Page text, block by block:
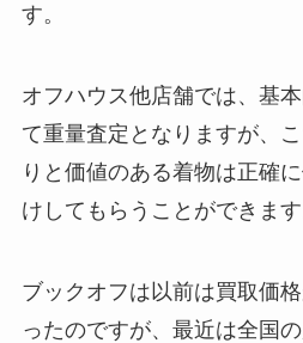
す。
オフハウス他店舗では、基
て重量査定となりますが、
りと価値のある着物は正確
けしてもらうことができます
ブックオフは以前は買取価
ったのですが、最近は全国